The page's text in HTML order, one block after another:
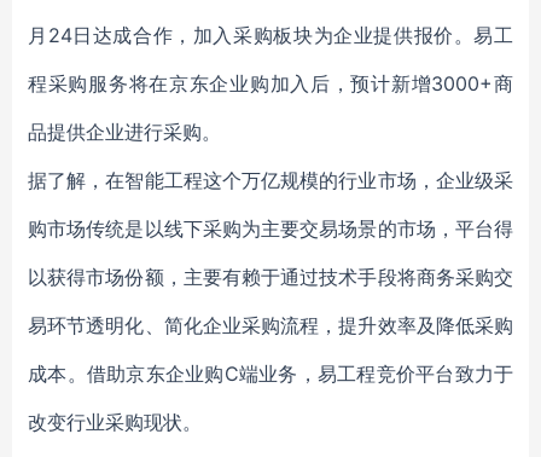
月24日达成合作，加入采购板块为企业提供报价。易工
程采购服务将在京东企业购加入后，预计新增3000+商
品提供企业进行采购。
据了解，在智能工程这个万亿规模的行业市场，企业级采
购市场传统是以线下采购为主要交易场景的市场，平台得
以获得市场份额，主要有赖于通过技术手段将商务采购交
易环节透明化、简化企业采购流程，提升效率及降低采购
成本。借助京东企业购C端业务，易工程竞价平台致力于
改变行业采购现状。